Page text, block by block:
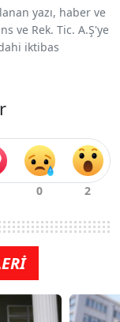
yazı, haber ve
ve Rek. Tic. A.Ş'ye
iktibas